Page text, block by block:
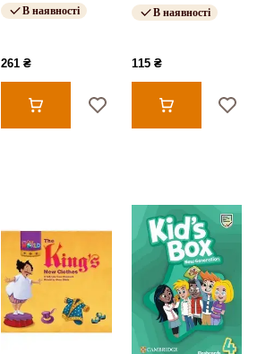
В наявності
261 ₴
Phonics Book (М'яка
обкладинка)
В наявності
115 ₴